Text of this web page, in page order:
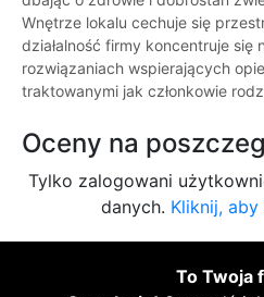
Wnętrze lokalu cechuje się
działalność firmy koncentruje się
rozwiązaniach wspierających
traktowanymi jak członkowie
Oceny na
Tylko zalogowani
danych. Kliknij,
To Twoja